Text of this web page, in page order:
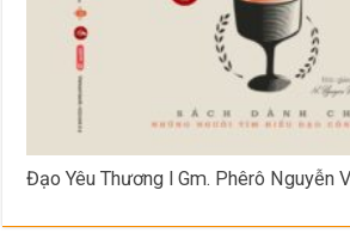
Đạo Yêu Thương l Gm. Phêrô Nguyễn